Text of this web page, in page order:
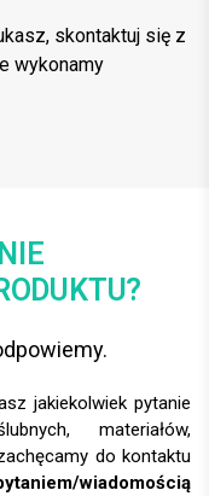
skontaktuj się z
wykonamy
jakiekolwiek pytanie
materiałów,
do kontaktu
wiadomością